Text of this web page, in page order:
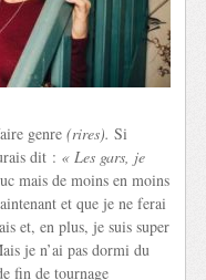
genre(rires). Si
dit : « Les gars, je
mais de moins en moins
et que je ne ferai
et, en plus, je suis super
je n’ai pas dormi du
fin de tournage